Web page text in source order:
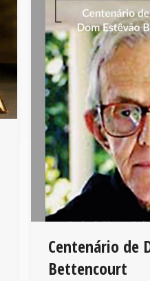
Centenário de
Bettencourt